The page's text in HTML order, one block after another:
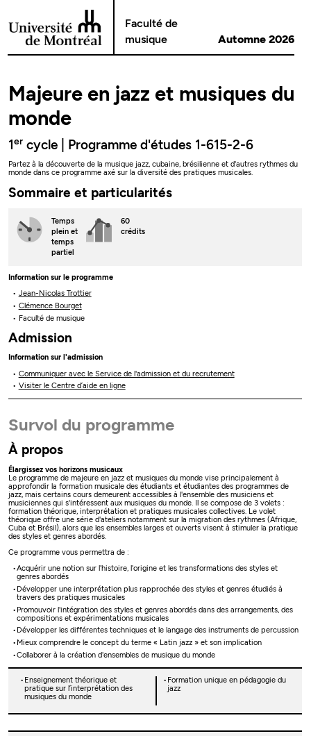
Passer au contenu
Faculté de
musique
Automne 2026
Majeure en jazz et musiques du
monde
1er cycle | Programme d'études 1-615-2-6
Partez à la découverte de la musique jazz, cubaine, brésilienne et d'autres rythmes du
monde dans ce programme axé sur la diversité des pratiques musicales.
Sommaire et particularités
Temps
plein et
temps
partiel
60
crédits
Information sur le programme
Jean-Nicolas Trottier
Clémence Bourget
Faculté de musique
Admission
Information sur l'admission
Communiquer avec le Service de l'admission et du recrutement
Visiter le Centre d’aide en ligne
Survol du programme
À propos
Élargissez vos horizons musicaux
Le programme de majeure en jazz et musiques du monde vise principalement à
approfondir la formation musicale des étudiants et étudiantes des programmes de
jazz, mais certains cours demeurent accessibles à l'ensemble des musiciens et
musiciennes qui s'intéressent aux musiques du monde. Il se compose de 3 volets :
formation théorique, interprétation et pratiques musicales collectives. Le volet
théorique offre une série d'ateliers notamment sur la migration des rythmes (Afrique,
Cuba et Brésil), alors que les ensembles larges et ouverts visent à stimuler la pratique
des styles et genres abordés.
Ce programme vous permettra de :
Acquérir une notion sur l'histoire, l'origine et les transformations des styles et
genres abordés
Développer une interprétation plus rapprochée des styles et genres étudiés à
travers des pratiques musicales
Promouvoir l'intégration des styles et genres abordés dans des arrangements, des
compositions et expérimentations musicales
Développer les différentes techniques et le langage des instruments de percussion
Mieux comprendre le concept du terme « Latin jazz » et son implication
Collaborer à la création d'ensembles de musique du monde
Enseignement théorique et
pratique sur l’interprétation des
musiques du monde
Formation unique en pédagogie du
jazz